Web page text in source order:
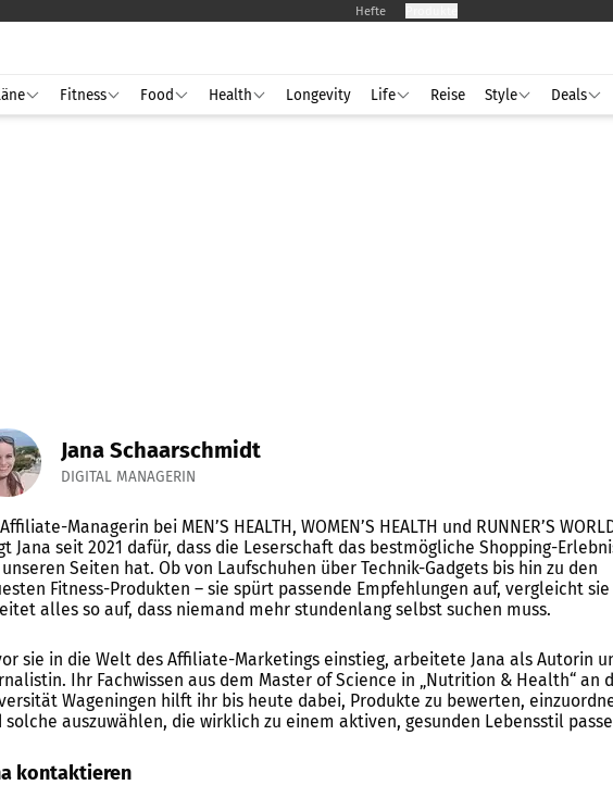
Hefte
Fitness Food Health Longevity Life Reise Style Deals
Jana Schaarschmidt
DIGITAL MANAGERIN
Managerin bei MEN’S HEALTH, WOMEN’S HEALTH und RUNNER’S
Jana seit 2021 dafür, dass die Leserschaft das bestmögliche Shopping-
Seiten hat. Ob von Laufschuhen über Technik-Gadgets bis hin zu den
Fitness-Produkten – sie spürt passende Empfehlungen auf, vergleicht sie
alles so auf, dass niemand mehr stundenlang selbst suchen muss.
sie in die Welt des Affiliate-Marketings einstieg, arbeitete Jana als Autorin
Ihr Fachwissen aus dem Master of Science in „Nutrition & Health“ an
Wageningen hilft ihr bis heute dabei, Produkte zu bewerten,
solche auszuwählen, die wirklich zu einem aktiven, gesunden Lebensstil
kontaktieren